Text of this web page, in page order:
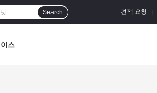
견적 요청
Search
스